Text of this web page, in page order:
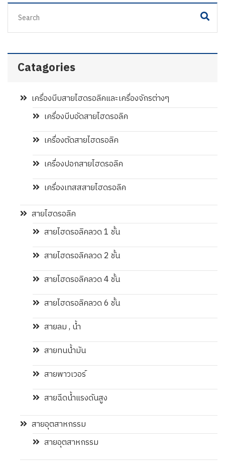
Catagories
เครื่องบีบสายไฮดรอลิคและเครื่องจักรต่างๆ
เครื่องบีบอัดสายไฮดรอลิค
เครื่องตัดสายไฮดรอลิค
เครื่องปอกสายไฮดรอลิค
เครื่องเทสสสายไฮดรอลิค
สายไฮดรอลิค
สายไฮดรอลิคลวด 1 ชั้น
สายไฮดรอลิคลวด 2 ชั้น
สายไฮดรอลิคลวด 4 ชั้น
สายไฮดรอลิคลวด 6 ชั้น
สายลม , น้ำ
สายทนน้ำมัน
สายพาวเวอร์
สายฉีดน้ำแรงดันสูง
สายอุตสาหกรรม
สายอุตสาหกรรม